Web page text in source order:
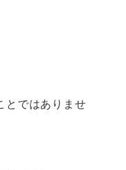
とではありませ